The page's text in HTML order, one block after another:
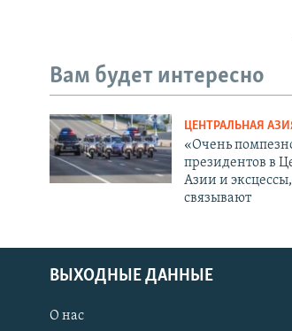
Вам будет интересно
ЦЕНТРАЛЬНАЯ
«Очень
президентов в
Азии и
связывают
ВЫХОДНЫЕ ДАННЫЕ
О нас